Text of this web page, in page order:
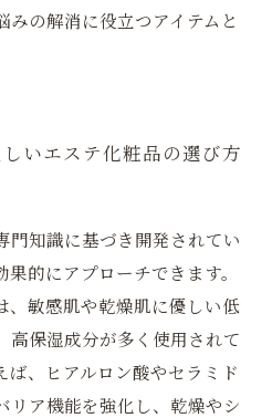
の解消に役立つアイテムと
いエステ化粧品の選び方
門知識に基づき開発されてい
的にアプローチできます。
、敏感肌や乾燥肌に優しい低
高保湿成分が多く使用されて
ば、ヒアルロン酸やセラミド
リア機能を強化し、乾燥やシ